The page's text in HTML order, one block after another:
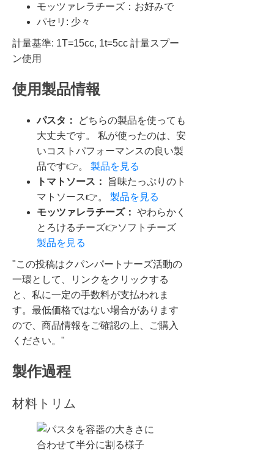
モッツァレラチーズ：お好みで
パセリ: 少々
計量基準: 1T=15cc, 1t=5cc 計量スプー
ン使用
使用製品情報
パスタ：
どちらの製品を使っても
大丈夫です。 私が使ったのは、安
いコストパフォーマンスの良い製
品です👉。 製品を見る
トマトソース：
旨味たっぷりのト
マトソース👉。 製品を見る
モッツァレラチーズ： やわらかく
とろけるチーズ👉ソフトチーズ
製品を見る
"この投稿はクパンパートナーズ活動の
一環として、リンクをクリックする
と、私に一定の手数料が支払われま
す。最低価格ではない場合があります
ので、商品情報をご確認の上、ご購入
ください。"
製作過程
材料トリム